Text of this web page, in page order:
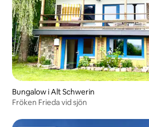
Bungalow i Alt Schwerin
Fröken Frieda vid sjön